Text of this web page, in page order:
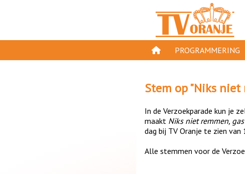
PROGRAMMERING
GESPEELD OP TV
ORANJE KROON
TV ORANJE TOP 1000
11 VAN ORANJE
Stem op "Niks niet
In de Verzoekparade kun je
maakt Niks niet remmen,
dag bij TV Oranje te zien
Alle stemmen voor de